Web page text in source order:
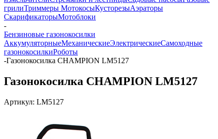
грилиТриммеры МотокосыКусторезыАэраторы
СкарификаторыМотоблоки
-
Бензиновые газонокосилки
АккумуляторныеМеханическиеЭлектрическиеСамоходные
газонокосилкиРоботы
-Газонокосилка CHAMPION LM5127
Газонокосилка CHAMPION LM5127
Артикул: LM5127